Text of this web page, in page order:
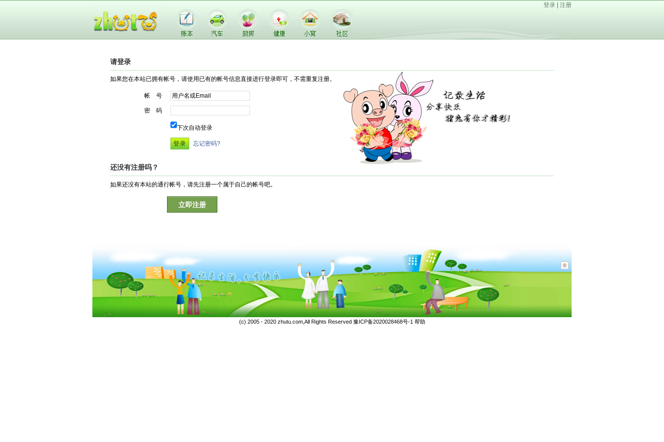
登录 注册
请登录
如果您在本站已拥有帐号，请使用已有的帐号信息直接进行登录即可，不需重复注册。
帐 号
密 码
下次自动登录
忘记密码?
还没有注册吗？
如果还没有本站的通行帐号，请先注册一个属于自己的帐号吧。
立即注册
(c) 2005 - 2020 zhutu.com,All Rights Reserved 豫ICP备2020028468号-1 帮助